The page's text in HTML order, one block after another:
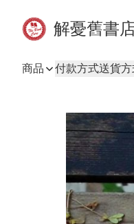
解憂舊書
商品 付款方式送貨